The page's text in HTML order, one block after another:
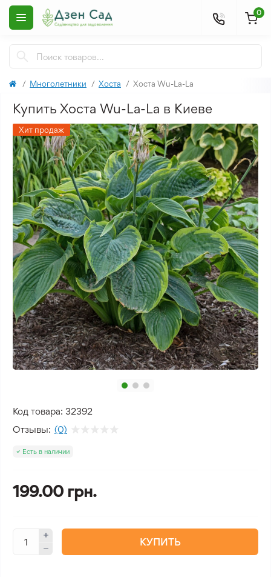
0
Многолетники Хоста Хоста Wu-La-La
Купить Хоста Wu-La-La в Киеве
Хит продаж
Код товара: 32392
Отзывы: (0)
Есть в наличии
199.00 грн.
КУПИТЬ